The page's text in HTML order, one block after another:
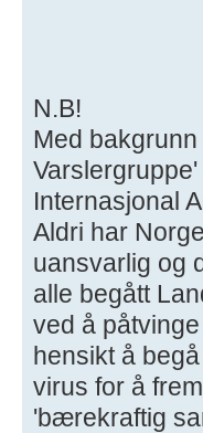
N.B!
Med
Internasjonal
Aldri har
uansvarlig og
alle begått
ved å
hensikt å
virus for å
'bærekraftig